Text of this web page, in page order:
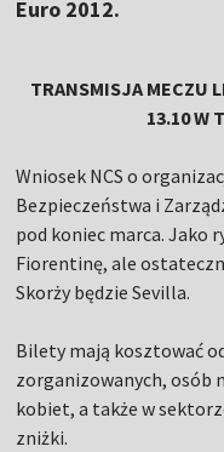
Euro 2012.
TRANSMISJA MECZU
13.10 W
Wniosek NCS o
Bezpieczeństwa i
pod koniec marca. Jako
Fiorentinę, ale
Skorży będzie Sevilla.
Bilety mają kosztować od
zorganizowanych, osób
kobiet, a także w
zniżki.